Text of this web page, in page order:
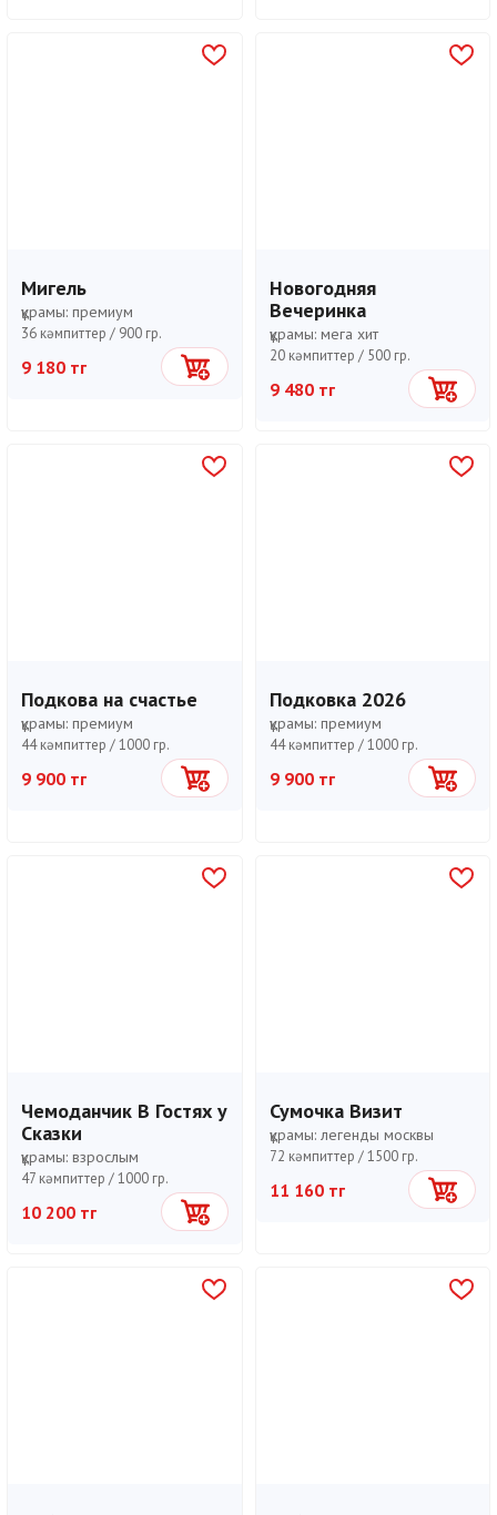
Мигель
құрамы: премиум
36 кәмпиттер / 900 гр.
9 180 тг Себетке
Новогодняя
Вечеринка
құрамы: мега хит
20 кәмпиттер / 500 гр.
9 480 тг Себетке
Подкова на счастье
құрамы: премиум
44 кәмпиттер /1000 гр.
9 900 тг Себетке
Подковка 2026
құрамы: премиум
44 кәмпиттер /1000 гр.
9 900 тг Себетке
Чемоданчик В Гостях у
Сказки
құрамы: взрослым
47 кәмпиттер /1000 гр.
10 200 тг Себетке
Сумочка Визит
құрамы: легенды москвы
72 кәмпиттер /1500 гр.
11 160 тг Себетке